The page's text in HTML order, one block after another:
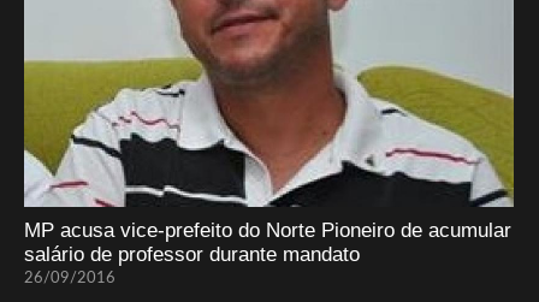
MP acusa vice-prefeito do Norte Pioneiro de acumular
salário de professor durante mandato
26/09/2016